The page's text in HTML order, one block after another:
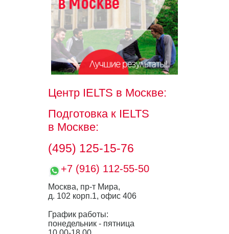
Центр IELTS в Москве:
Подготовка к IELTS
в Москве:
(495) 125-15-76
+7 (916) 112-55-50
Москва, пр-т Мира,
д. 102 корп.1, офис 406
График работы:
понедельник - пятница